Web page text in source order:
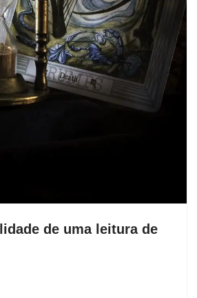
de uma leitura de